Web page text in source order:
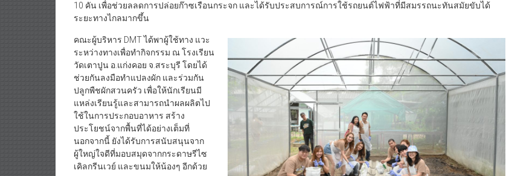
10 คัน เพื่อช่วยลลดการปล่อยก๊าซเรือนกระจก และได้รับประสบการณ์การใช้รถยนต์ไฟฟ้าที่มีสมรรถนะทันสมัยขับได้
ระยะทางไกลมากขึ้น
คณะผู้บริหาร DMT ได้พาผู้ใช้ทาง แวะ
ระหว่างทางเพื่อทำกิจกรรม ณ โรงเรียน
วัดเตาปูน อ.แก่งคอย จ.สระบุรี โดยได้
ช่วยกันลงมือทำแปลงผัก และร่วมกัน
ปลูกพืชผักสวนครัว เพื่อให้นักเรียนมี
แหล่งเรียนรู้และสามารถนำผลผลิตไป
ใช้ในการประกอบอาหาร สร้าง
ประโยชน์จากพื้นที่ได้อย่างเต็มที่
นอกจากนี้ ยังได้รับการสนับสนุนจาก
ผู้ใหญ่ใจดีที่มอบสมุดจากกระดาษรีไซ
เคิลกรีนเวย์ และขนมให้น้องๆ อีกด้วย